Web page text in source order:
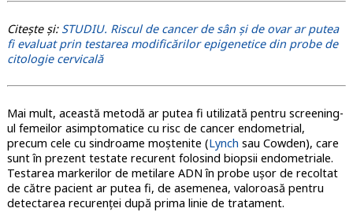
Citește și: STUDIU. Riscul de cancer de sân și de ovar ar putea
fi evaluat prin testarea modificărilor epigenetice din probe de
citologie cervicală
Mai mult, această metodă ar putea fi utilizată pentru screening-
ul femeilor asimptomatice cu risc de cancer endometrial,
precum cele cu sindroame moștenite (Lynch sau Cowden), care
sunt în prezent testate recurent folosind biopsii endometriale.
Testarea markerilor de metilare ADN în probe ușor de recoltat
de către pacient ar putea fi, de asemenea, valoroasă pentru
detectarea recurenței după prima linie de tratament.